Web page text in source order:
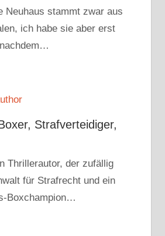
Neuhaus stammt zwar aus
ich habe sie aber erst
Strafverteidiger,
Thrillerautor, der zufällig
für Strafrecht und ein
Boxchampion…